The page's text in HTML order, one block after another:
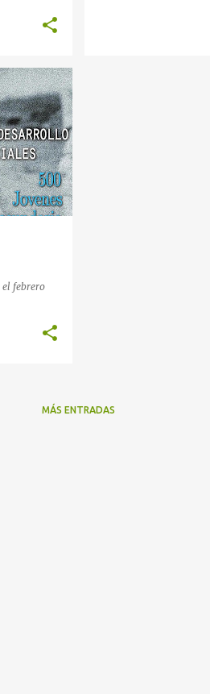
el febrero
MÁS ENTRADAS